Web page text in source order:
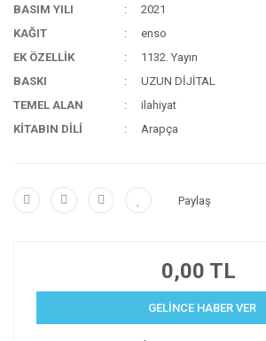
BASIM YILI
2021
KAĞIT
enso
EK ÖZELLİK
1132. Yayın
BASKI
UZUN DİJİTAL
TEMEL ALAN
ilahiyat
KİTABIN DİLİ
Arapça
Paylaş
0,00 TL
GELİNCE HABER VER